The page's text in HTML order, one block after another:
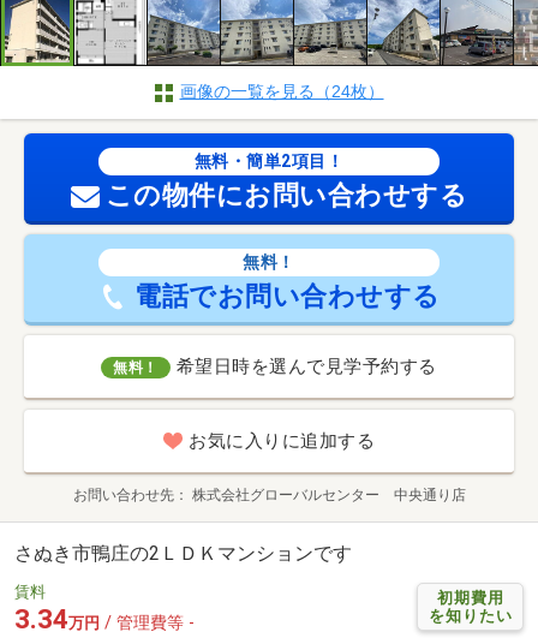
画像の一覧を見る（24枚）
無料・簡単2項目！
この物件にお問い合わせする
無料！
電話でお問い合わせする
無料！ 希望日時を選んで見学予約する
お気に入りに追加する
お問い合わせ先 株式会社グローバルセンター 中央通り店
さぬき市鴨庄の2ＬＤＫマンションです
初期費用
を知りたい
賃料
3.34万円 / 管理費等 -